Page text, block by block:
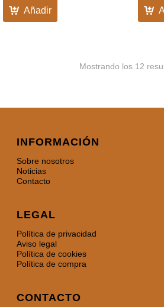
Añadir
Mostrando los 12
INFORMACIÓN
Sobre nosotros
Noticias
Contacto
LEGAL
Política de privacidad
Aviso legal
Política de cookies
Política de compra
CONTACTO